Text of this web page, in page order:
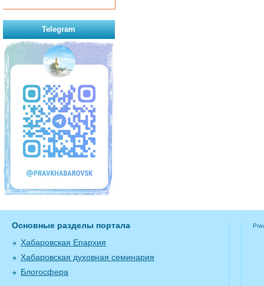
Telegram
Основные разделы портала
Хабаровская Епархия
Хабаровская духовная семинария
Блогосфера